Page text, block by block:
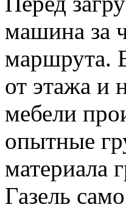
машина за
маршрута.
от этажа и
мебели
опытные
материала
Газель